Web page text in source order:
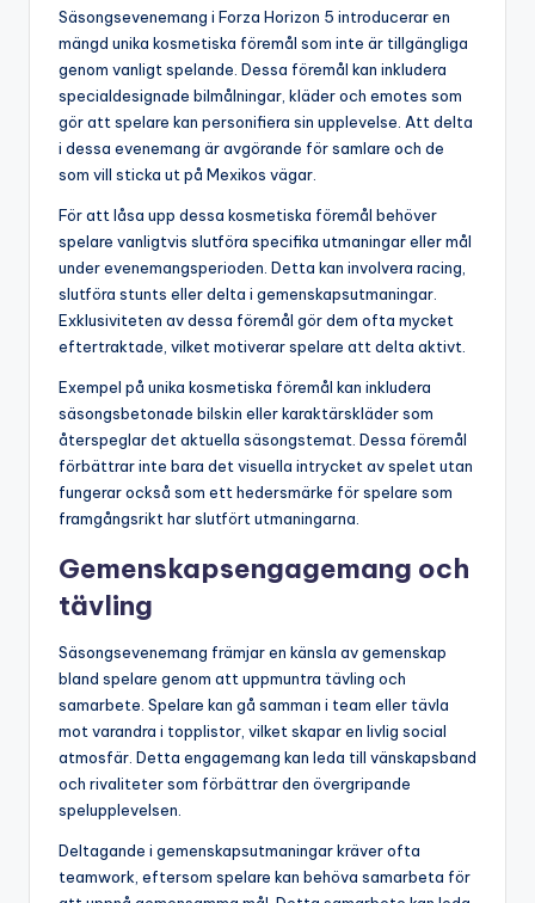
Säsongsevenemang i Forza Horizon 5 introducerar en
mängd unika kosmetiska föremål som inte är tillgängliga
genom vanligt spelande. Dessa föremål kan inkludera
specialdesignade bilmålningar, kläder och emotes som
gör att spelare kan personifiera sin upplevelse. Att delta
i dessa evenemang är avgörande för samlare och de
som vill sticka ut på Mexikos vägar.
För att låsa upp dessa kosmetiska föremål behöver
spelare vanligtvis slutföra specifika utmaningar eller mål
under evenemangsperioden. Detta kan involvera racing,
slutföra stunts eller delta i gemenskapsutmaningar.
Exklusiviteten av dessa föremål gör dem ofta mycket
eftertraktade, vilket motiverar spelare att delta aktivt.
Exempel på unika kosmetiska föremål kan inkludera
säsongsbetonade bilskin eller karaktärskläder som
återspeglar det aktuella säsongstemat. Dessa föremål
förbättrar inte bara det visuella intrycket av spelet utan
fungerar också som ett hedersmärke för spelare som
framgångsrikt har slutfört utmaningarna.
Gemenskapsengagemang och
tävling
Säsongsevenemang främjar en känsla av gemenskap
bland spelare genom att uppmuntra tävling och
samarbete. Spelare kan gå samman i team eller tävla
mot varandra i topplistor, vilket skapar en livlig social
atmosfär. Detta engagemang kan leda till vänskapsband
och rivaliteter som förbättrar den övergripande
spelupplevelsen.
Deltagande i gemenskapsutmaningar kräver ofta
teamwork, eftersom spelare kan behöva samarbeta för